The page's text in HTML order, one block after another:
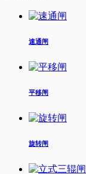
速通闸
平移闸
旋转闸